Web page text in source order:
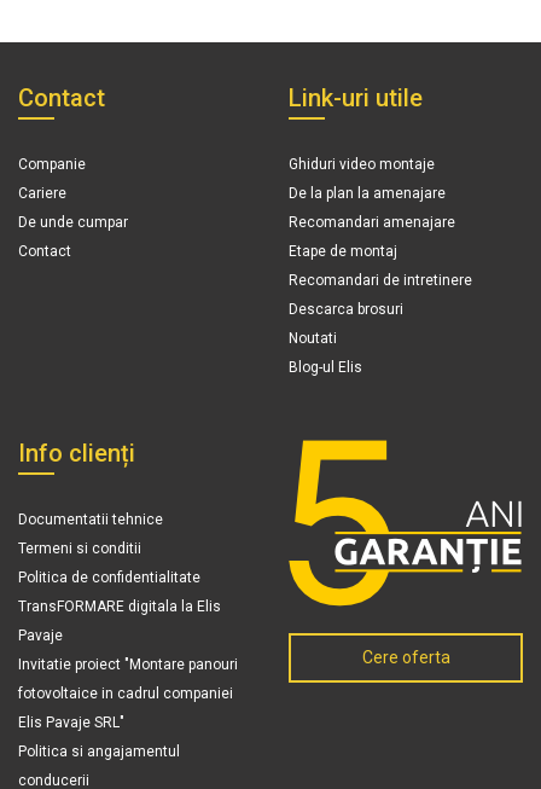
Contact
Companie
Cariere
De unde cumpar
Contact
Link-uri utile
Ghiduri video montaje
De la plan la amenajare
Recomandari amenajare
Etape de montaj
Recomandari de intretinere
Descarca brosuri
Noutati
Blog-ul Elis
Info clienți
Documentatii tehnice
Termeni si conditii
Politica de confidentialitate
TransFORMARE digitala la Elis
Pavaje
Invitatie proiect "Montare panouri
fotovoltaice in cadrul companiei
Elis Pavaje SRL"
Politica si angajamentul
conducerii
Cere oferta